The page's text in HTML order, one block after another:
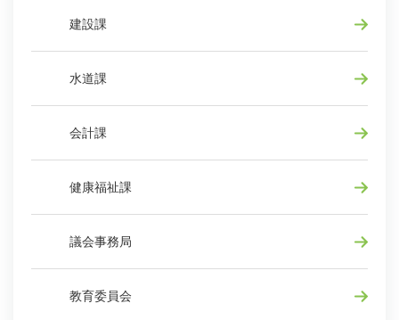
建設課
水道課
会計課
健康福祉課
議会事務局
教育委員会